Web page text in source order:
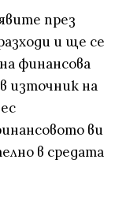
през
и ще се
финансова
източник на
ви
в средата